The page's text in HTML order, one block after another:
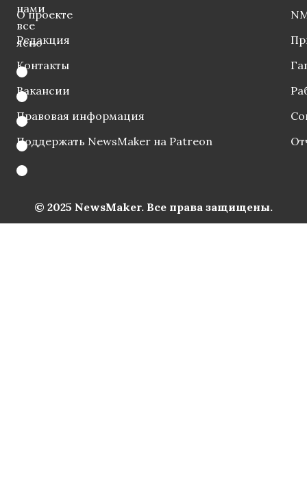
нами
все
ясно
О проекте
Редакция
Контакты
Вакансии
Правовая информация
Поддержать NewsMaker на Patreon
© 2025 NewsMaker. Все права защищены.